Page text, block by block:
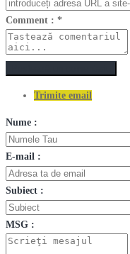
Comment : *
Trimite email
Nume :
E-mail :
Subiect :
MSG :